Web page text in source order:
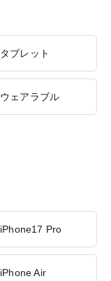
タブレット
ウェアラブル
iPhone17 Pro
iPhone Air